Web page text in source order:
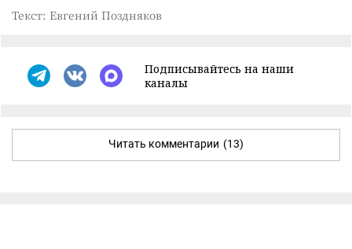
Текст: Евгений Поздняков
Подписывайтесь на наши
каналы
Читать комментарии (13)